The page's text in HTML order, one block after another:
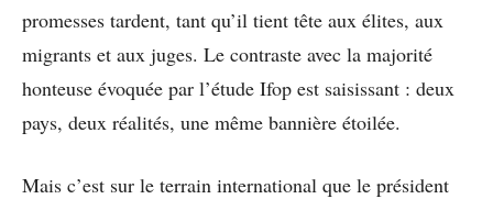
promesses tardent, tant qu’il tient tête aux élites, aux
migrants et aux juges. Le contraste avec la majorité
honteuse évoquée par l’étude Ifop est saisissant : deux
pays, deux réalités, une même bannière étoilée.
Mais c’est sur le terrain international que le président